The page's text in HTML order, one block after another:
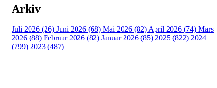
Arkiv
Juli 2026 (26) Juni 2026 (68) Mai 2026 (82) April 2026 (74) Mars
2026 (88) Februar 2026 (82) Januar 2026 (85) 2025 (822) 2024
(799) 2023 (487)